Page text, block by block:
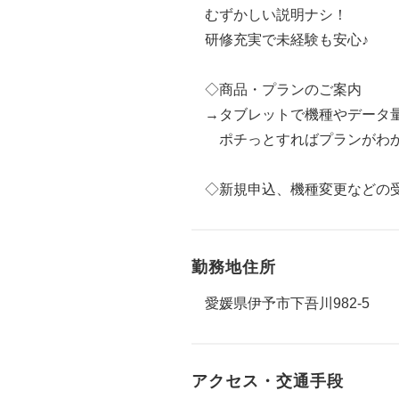
むずかしい説明ナシ！
研修充実で未経験も安心♪
◇商品・プランのご案内
→タブレットで機種やデータ
ポチっとすればプランがわ
◇新規申込、機種変更などの
勤務地住所
愛媛県伊予市下吾川982-5
アクセス・交通手段